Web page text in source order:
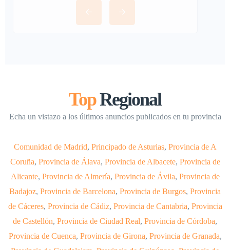
TopRegional
Echa un vistazo a los últimos anuncios publicados en tu provincia
Comunidad de Madrid, Principado de Asturias, Provincia de A
Coruña, Provincia de Álava, Provincia de Albacete, Provincia de
Alicante, Provincia de Almería, Provincia de Ávila, Provincia de
Badajoz, Provincia de Barcelona, Provincia de Burgos, Provincia
de Cáceres, Provincia de Cádiz, Provincia de Cantabria, Provincia
de Castellón, Provincia de Ciudad Real, Provincia de Córdoba,
Provincia de Cuenca, Provincia de Girona, Provincia de Granada,